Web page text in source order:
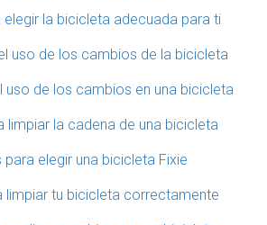
elegir la bicicleta adecuada para ti
uso de los cambios de la bicicleta
uso de los cambios en una bicicleta
limpiar la cadena de una bicicleta
para elegir una bicicleta Fixie
limpiar tu bicicleta correctamente